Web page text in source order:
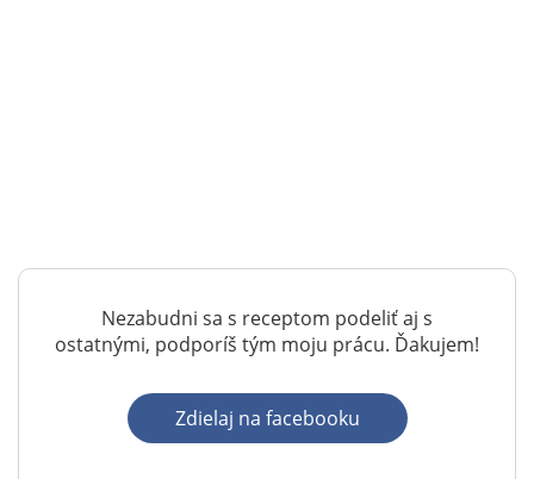
Nezabudni sa s receptom podeliť aj s
ostatnými, podporíš tým moju prácu. Ďakujem!
Zdielaj na facebooku